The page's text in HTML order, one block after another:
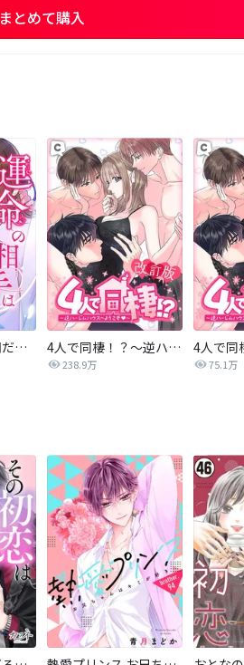
まとめて購入
運命の相手は上司だった 4人で同棲！？～逆ハーレムハウスへようこそ♥～【改訂版】
238.9万 75.1万